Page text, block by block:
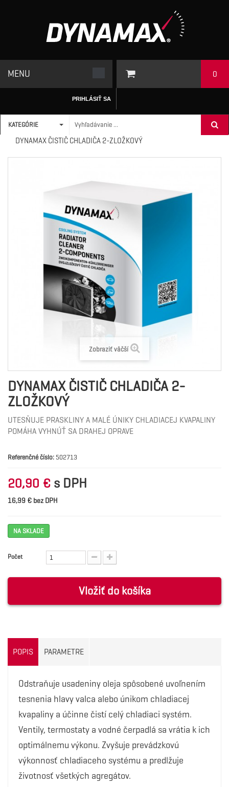
MENU 0
PRIHLÁSIŤ SA
KATEGÓRIE
ÚVODNÁ STRÁNKA / ADITÍVA > CHLADIACI SYSTÉM
DYNAMAX ČISTIČ CHLADIČA 2-ZLOŽKOVÝ
Zobraziť väčší
DYNAMAX ČISTIČ CHLADIČA 2-
ZLOŽKOVÝ
UTESŇUJE PRASKLINY A MALÉ ÚNIKY CHLADIACEJ KVAPALINY
POMÁHA VYHNÚŤ SA DRAHEJ OPRAVE
Referenčné číslo: 502713
20,90 € s DPH
16,99 € bez DPH
NA SKLADE
Počet
Vložiť do košíka
POPIS PARAMETRE
Odstraňuje usadeniny oleja spôsobené uvoľnením
tesnenia hlavy valca alebo únikom chladiacej
kvapaliny a účinne čistí celý chladiaci systém.
Ventily, termostaty a vodné čerpadlá sa vrátia k ich
optimálnemu výkonu. Zvyšuje prevádzkovú
výkonnosť chladiaceho systému a predlžuje
životnosť všetkých agregátov.